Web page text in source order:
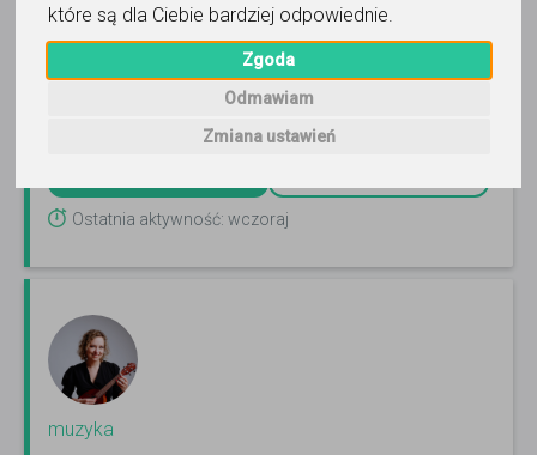
które są dla Ciebie bardziej odpowiednie
Zgoda
Odmawiam
Zmiana ustawień
(od 3 roku życia), młodzieży i dorosłychCzytaj więcej
Online, Chorzów i 7 innych
Ostatnia aktywność: wczoraj
muzyka